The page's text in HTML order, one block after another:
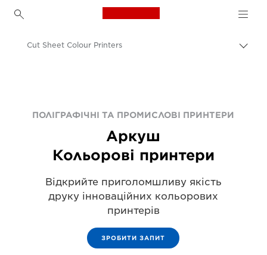
Canon Logo, back to
Продукти для бізнесу
Cut Sheet Colour Printers
ПОЛІГРАФІЧНІ ТА ПРОМИСЛОВІ ПРИНТЕРИ
Аркуш
Кольорові принтери
Відкрийте приголомшливу якість
друку інноваційних кольорових
принтерів
ЗРОБИТИ ЗАПИТ